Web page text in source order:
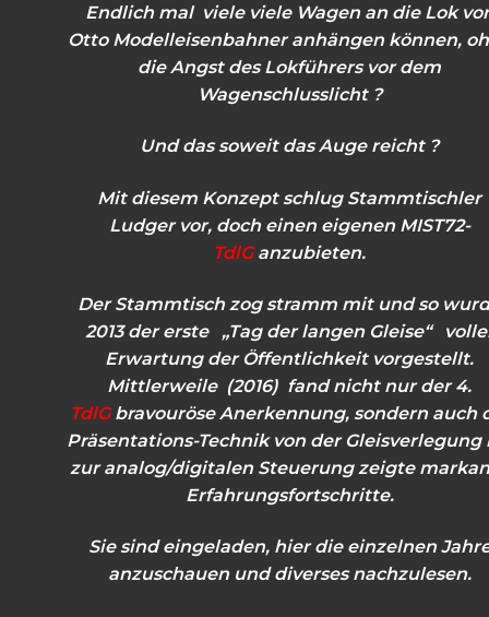
Endlich mal viele viele Wagen an die Lok
Otto Modelleisenbahner anhängen können,
die Angst des Lokführers vor dem
Wagenschlusslicht ?
Und das soweit das Auge reicht ?
Mit diesem Konzept schlug Stammtischler
Ludger vor, doch einen eigenen MIST72-
TdlG anzubieten.
Der Stammtisch zog stramm mit und so
2013 der erste „Tag der langen Gleise“
Erwartung der Öffentlichkeit vorgestellt.
Mittlerweile (2016) fand nicht nur der 4.
TdlGbravouröse Anerkennung, sondern auch
Präsentations-Technik von der Gleisverlegung
zur analog/digitalen Steuerung zeigte
Erfahrungsfortschritte.
Sie sind eingeladen, hier die einzelnen
anzuschauen und diverses nachzulesen.